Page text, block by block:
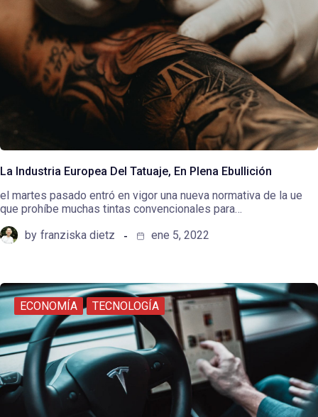
La Industria Europea Del Tatuaje, En Plena Ebullición
el martes pasado entró en vigor una nueva normativa de la ue
que prohíbe muchas tintas convencionales para…
by franziska dietz ene 5, 2022
ECONOMÍA TECNOLOGÍA